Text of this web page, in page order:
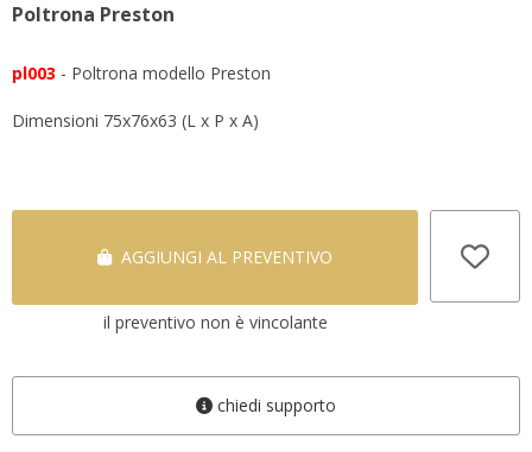
Poltrona Preston
pl003 - Poltrona modello Preston
Dimensioni 75x76x63 (L x P x A)
AGGIUNGI AL PREVENTIVO
il preventivo non è vincolante
chiedi supporto